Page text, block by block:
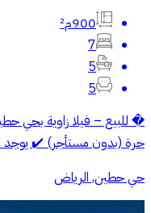
900م²
7
5
5
حرة (بدون مستأجر) ✔️ يوجد ٤ عدادات كهرباء ✔️ يوجد عدادين كهرب ✔️ تصميم مناسب للمستثمرين ✔️ موقع مميز على زاوية ✔️ قابلة للتجديد أو الاستثمار 💰 السعر المطلوب: ١٠,٨٠٠,٠٠٠ ريال سعودي
حي حطين, الرياض